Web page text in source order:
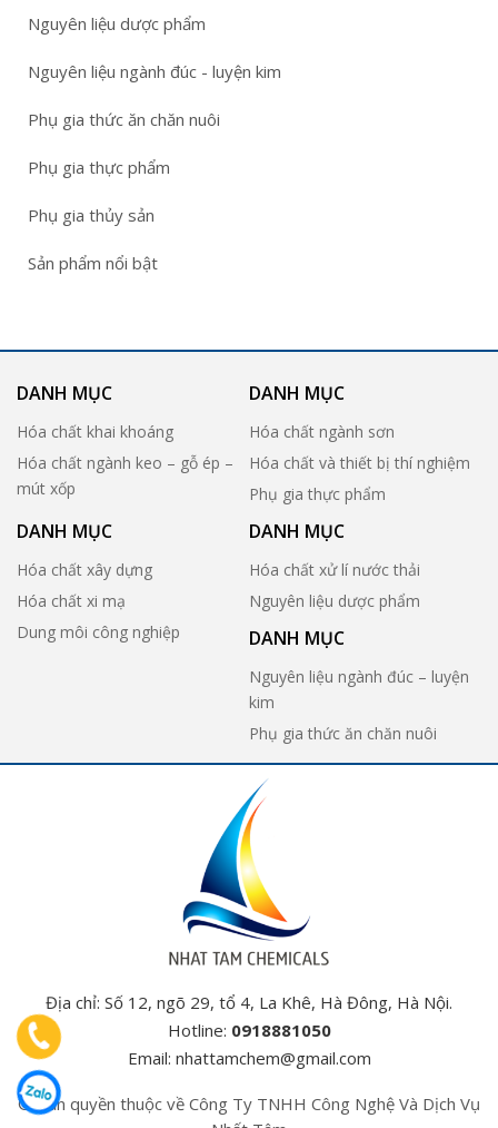
Nguyên liệu dược phẩm
Nguyên liệu ngành đúc - luyện kim
Phụ gia thức ăn chăn nuôi
Phụ gia thực phẩm
Phụ gia thủy sản
Sản phẩm nổi bật
DANH MỤC
Hóa chất khai khoáng
Hóa chất ngành keo – gỗ ép –
mút xốp
DANH MỤC
Hóa chất ngành sơn
Hóa chất và thiết bị thí nghiệm
Phụ gia thực phẩm
DANH MỤC
Hóa chất xây dựng
Hóa chất xi mạ
Dung môi công nghiệp
DANH MỤC
Hóa chất xử lí nước thải
Nguyên liệu dược phẩm
DANH MỤC
Nguyên liệu ngành đúc – luyện
kim
Phụ gia thức ăn chăn nuôi
Địa chỉ: Số 12, ngõ 29, tổ 4, La Khê, Hà Đông, Hà Nội.
Hotline: 0918881050
Email: nhattamchem@gmail.com
© Bản quyền thuộc về Công Ty TNHH Công Nghệ Và Dịch Vụ